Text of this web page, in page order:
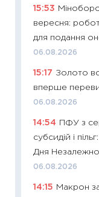
15:53
вересня:
для подання
06.08.2026
15:17 Золото
вперше
06.08.2026
14:54
ПФУ з
субсидій і
Дня
06.08.2026
14:15 Макрон